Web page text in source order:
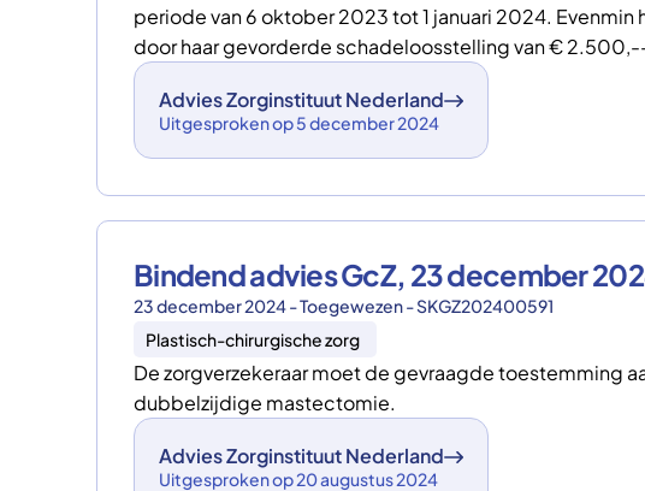
periode van 6 oktober 2023 tot 1 januari 2024.
door haar gevorderde schadeloosstelling van €
Advies Zorginstituut Nederland
Uitgesproken op 5 december 2024
Bindend advies GcZ, 23 december
23 december 2024 - Toegewezen - SKGZ202400591
Plastisch-chirurgische zorg
De zorgverzekeraar moet de gevraagde toestemming
dubbelzijdige mastectomie.
Advies Zorginstituut Nederland
Uitgesproken op 20 augustus 2024